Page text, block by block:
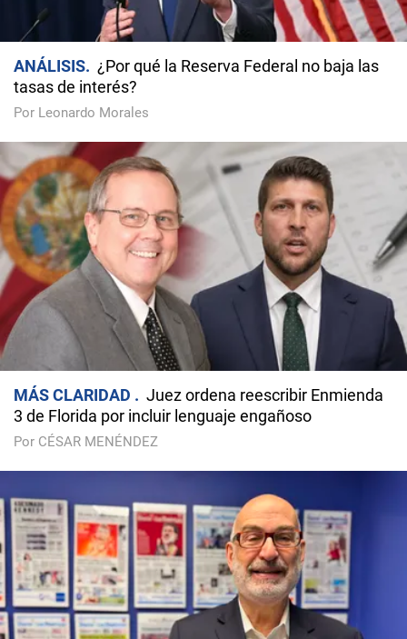
ANÁLISIS
¿Por qué la Reserva Federal no baja las
tasas de interés?
Por Leonardo Morales
MÁS CLARIDAD
Juez ordena reescribir Enmienda
3 de Florida por incluir lenguaje engañoso
Por CÉSAR MENÉNDEZ